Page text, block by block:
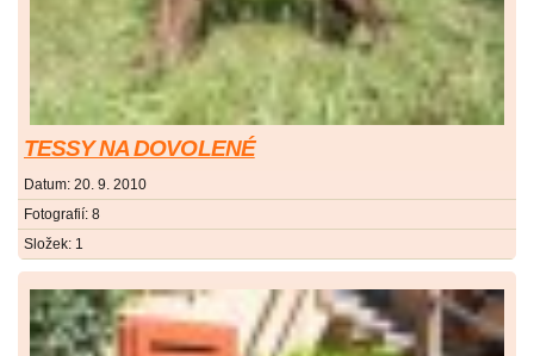
TESSY NA DOVOLENÉ
Datum: 20. 9. 2010
Fotografií: 8
Složek: 1